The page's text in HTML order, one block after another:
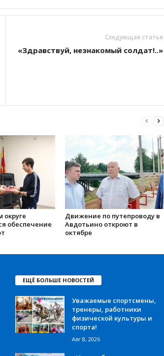
Следующая статья
«Здравствуй, незнакомый солдат!..»
округе
обеспечение
Движение по путепроводу в
Авдотьино откроют в
октябре
ЕЩЁ БОЛЬШЕ НОВОСТЕЙ
Уважаемые спортсмены,
тренеры, работники
физической культуры и
спорта!
Авг 8, 2026